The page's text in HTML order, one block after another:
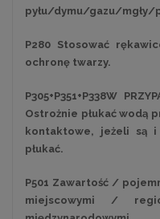
pyłu/dymu/gazu/
P280 Stosować
ochronę twarzy.
P305+P351+P338W
Ostrożnie płukać wodą
kontaktowe, jeżeli są i
płukać.
P501 Zawartość /
miejscowymi /